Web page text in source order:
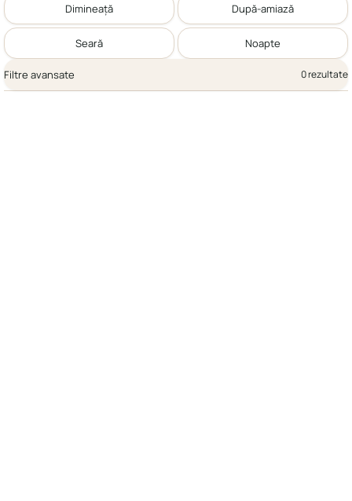
Dimineață După-amiază
Seară Noapte
Filtre avansate 0 rezultate